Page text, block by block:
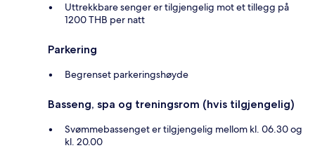
Uttrekkbare senger er tilgjengelig mot et tillegg på
1200 THB per natt
Parkering
Begrenset parkeringshøyde
Basseng, spa og treningsrom (hvis tilgjengelig)
Svømmebassenget er tilgjengelig mellom kl. 06.30 og
kl. 20.00